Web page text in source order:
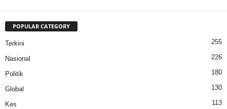
POPULAR CATEGORY
Terkini 255
Nasional 226
Politik 180
Global 130
Kes 113